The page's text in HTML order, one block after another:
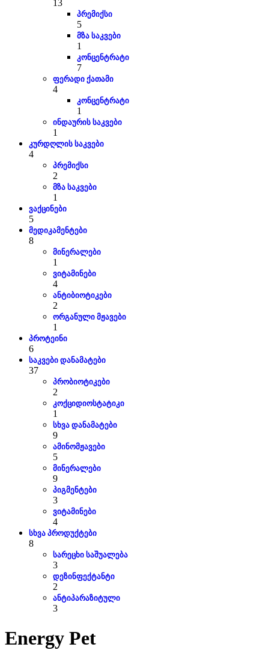
13
პრემიქსი
5
მზა საკვები
1
კონცენტრატი
7
ფერადი ქათამი
4
კონცენტრატი
1
ინდაურის საკვები
1
კურდღლის საკვები
4
პრემიქსი
2
მზა საკვები
1
ვაქცინები
5
მედიკამენტები
8
მინერალები
1
ვიტამინები
4
ანტიბიოტიკები
2
ორგანული მჟავები
1
პროტეინი
6
საკვები დანამატები
37
პრობიოტიკები
2
კოქციდიოსტატიკი
1
სხვა დანამატები
9
ამინომჟავები
5
მინერალები
9
პიგმენტები
3
ვიტამინები
4
სხვა პროდუქტები
8
სარეცხი საშუალება
3
დეზინფექტანტი
2
ანტიპარაზიტული
3
Energy Pet